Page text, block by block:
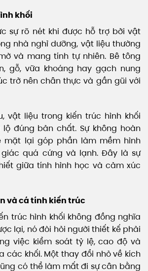
khối
sự rõ nét khi được hỗ trợ bởi vật
nhà nghỉ dưỡng, vật liệu thường
và mang tính tự nhiên. Bê tông
gỗ, vữa khoáng hay gạch nung
trở nên chân thực và gần gũi với
vật liệu trong kiến trúc hình khối
đúng bản chất. Sự không hoàn
mặt lại góp phần làm mềm hình
quá cứng và lạnh. Đây là sự
giữa tính hình học và cảm xúc
và cá tính kiến trúc
trúc hình khối không đồng nghĩa
lại, nó đòi hỏi người thiết kế phải
việc kiểm soát tỷ lệ, cao độ và
các khối. Một thay đổi nhỏ về kích
có thể làm mất đi sự cân bằng